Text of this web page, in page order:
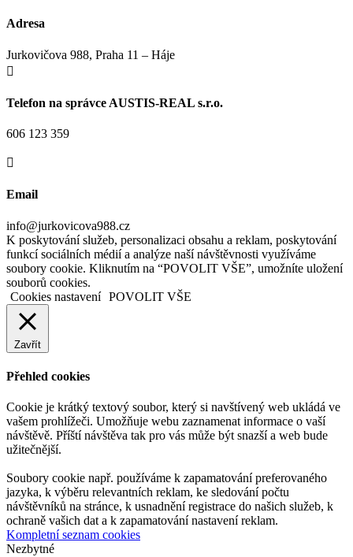
Adresa
Jurkovičova 988, Praha 11 – Háje

Telefon na správce AUSTIS-REAL s.r.o.
606 123 359

Email
info@jurkovicova988.cz
K poskytování služeb, personalizaci obsahu a reklam, poskytování
funkcí sociálních médií a analýze naší návštěvnosti využíváme
soubory cookie. Kliknutím na “POVOLIT VŠE”, umožníte uložení
souborů cookies.
Cookies nastavení POVOLIT VŠE
Zavřít
Přehled cookies
Cookie je krátký textový soubor, který si navštívený web ukládá ve
vašem prohlížeči. Umožňuje webu zaznamenat informace o vaší
návštěvě. Příští návštěva tak pro vás může být snazší a web bude
užitečnější.
Soubory cookie např. používáme k zapamatování preferovaného
jazyka, k výběru relevantních reklam, ke sledování počtu
návštěvníků na stránce, k usnadnění registrace do našich služeb, k
ochraně vašich dat a k zapamatování nastavení reklam.
Kompletní seznam cookies
Nezbytné